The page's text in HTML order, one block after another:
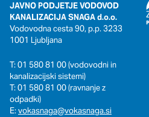
JAVNO PODJETJE VODOVOD
KANALIZACIJA SNAGA d.o.o.
Vodovodna cesta 90, p.p. 3233
1001 Ljubljana
T: 01 580 81 00 (vodovodni in
kanalizacijski sistemi)
T: 01 580 81 00 (ravnanje z
odpadki)
E:vokasnaga@vokasnaga.si